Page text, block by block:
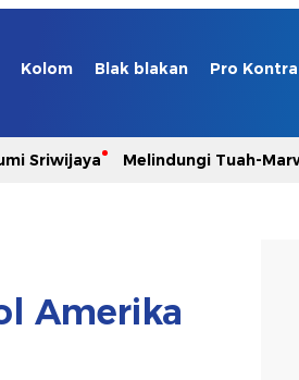
Kolom Blak blakan Pro Kontra
Sriwijaya Melindungi Tuah-
Amerika